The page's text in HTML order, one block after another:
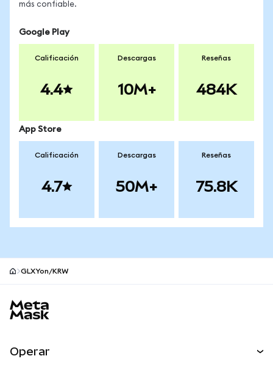
más confiable.
Google Play
Calificación
4.4
Descargas
10M+
Reseñas
484K
App Store
Calificación
4.7
Descargas
50M+
Reseñas
75.8K
GLXYon/KRW
Operar